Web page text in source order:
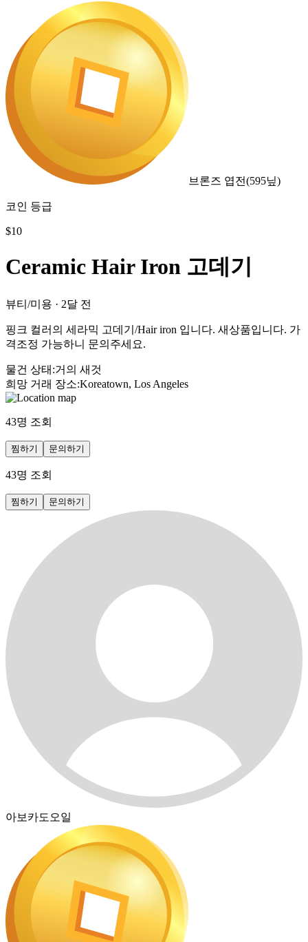
브론즈 엽전(595닢)
코인 등급
$10
Ceramic Hair Iron 고데기
뷰티/미용 · 2달 전
핑크 컬러의 세라믹 고데기/Hair iron 입니다. 새상품입니다. 가
격조정 가능하니 문의주세요.
물건 상태 :거의 새것
희망 거래 장소:Koreatown, Los Angeles
43명 조회
찜하기 문의하기
43명 조회
찜하기 문의하기
아보카도오일